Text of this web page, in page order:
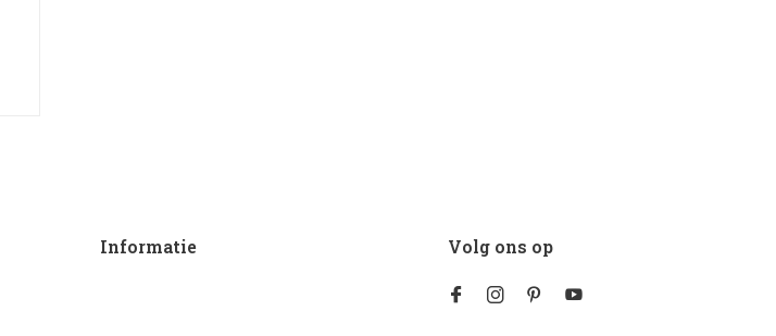
Informatie Volg ons op